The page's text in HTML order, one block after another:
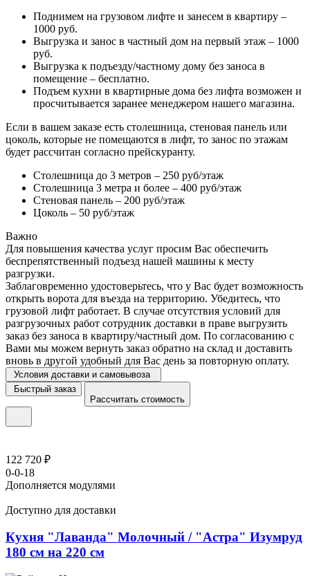
Поднимем на грузовом лифте и занесем в квартиру –
1000 руб.
Выгрузка и занос в частный дом на первый этаж – 1000
руб.
Выгрузка к подъезду/частному дому без заноса в
помещение – бесплатно.
Подъем кухни в квартирные дома без лифта возможен и
просчитывается заранее менеджером нашего магазина.
Если в вашем заказе есть столешница, стеновая панель или
цоколь, которые не помещаются в лифт, то занос по этажам
будет рассчитан согласно прейскуранту.
Столешница до 3 метров – 250 руб/этаж
Столешница 3 метра и более – 400 руб/этаж
Стеновая панель – 200 руб/этаж
Цоколь – 50 руб/этаж
Важно
Для повышения качества услуг просим Вас обеспечить
беспрепятственный подъезд нашей машины к месту
разгрузки.
Заблаговременно удостоверьтесь, что у Вас будет возможность
открыть ворота для въезда на территорию. Убедитесь, что
грузовой лифт работает. В случае отсутствия условий для
разгрузочных работ сотрудник доставки в праве выгрузить
заказ без заноса в квартиру/частный дом. По согласованию с
Вами мы можем вернуть заказ обратно на склад и доставить
вновь в другой удобный для Вас день за повторную оплату.
Условия доставки и самовывоза
Быстрый заказ
Рассчитать стоимость
122 720 ₽
0-0-18
Дополняется модулями
Доступно для доставки
Кухня "Лаванда" Молочный / "Астра" Изумруд
180 см на 220 см